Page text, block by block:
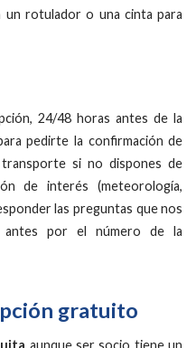
un rotulador o una cinta para
24/48 horas antes de la
pedirte la confirmación de
si no dispones de
de interés (meteorología,
las preguntas que nos
antes por el número de la
gratuito
aunque ser socio tiene un